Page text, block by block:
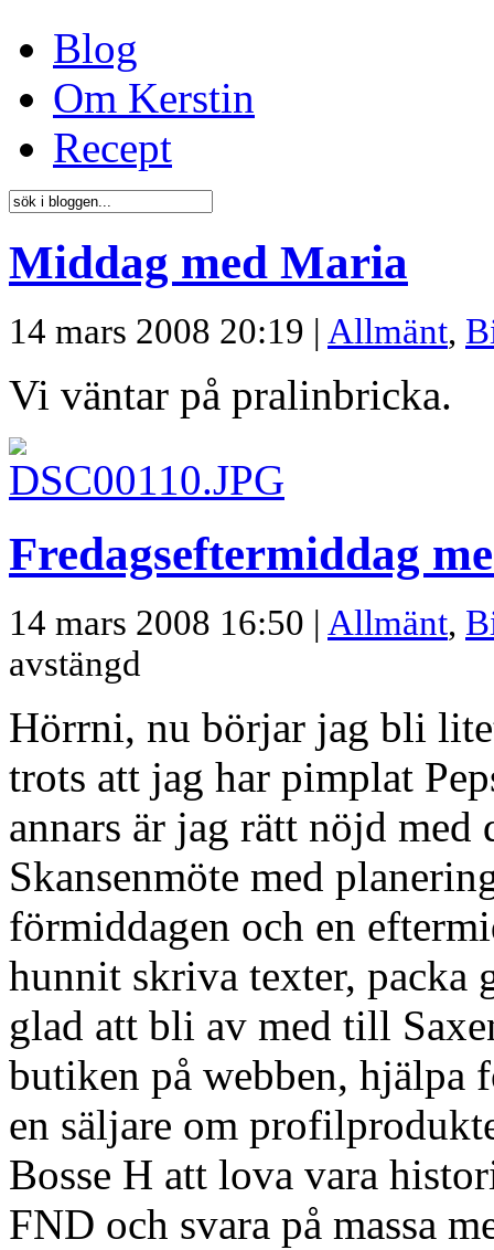
Blog
Om Kerstin
Recept
Middag med Maria
14 mars 2008 20:19 | Allmänt,
Vi väntar på pralinbricka.
Fredagseftermiddag
14 mars 2008 16:50 | Allmänt,
avstängd
Hörrni, nu börjar jag bli
trots att jag har pimplat
annars är jag rätt nöjd med
Skansenmöte med
förmiddagen och en
hunnit skriva texter, packa
glad att bli av med till
butiken på webben, hjälpa
en säljare om
Bosse H att lova vara
FND och svara på massa